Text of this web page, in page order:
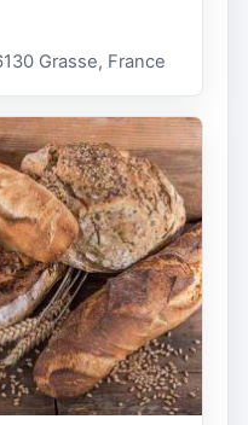
Grasse, France